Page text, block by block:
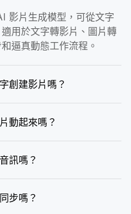
影片生成模型，可從文字
用於文字轉影片、圖片轉
逼真動態工作流程。
創建影片嗎？
動起來嗎？
訊嗎？
步嗎？